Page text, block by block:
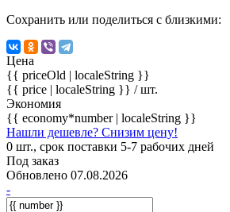
Сохранить или поделиться с близкими:
Цена
{{ priceOld | localeString }}
{{ price | localeString }} / шт.
Экономия
{{ economy*number | localeString }}
Нашли дешевле? Снизим цену!
0 шт., срок поставки 5-7 рабочих дней
Под заказ
Обновлено 07.08.2026
-